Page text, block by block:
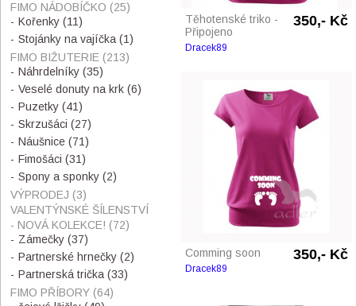
Těhotenské triko -
Připojeno
350,- Kč
Dracek89
Comming soon 350,- Kč
Dracek89
FIMO NÁDOBÍČKO (25)
Kořenky (11)
Stojánky na vajíčka (1)
FIMO BIŽUTERIE (213)
Náhrdelníky (35)
Veselé donuty na krk (6)
Puzetky (41)
Skrzušáci (27)
Náušnice (71)
Fimošáci (31)
Spony a sponky (2)
VÝPRODEJ (3)
VALENTÝNSKÉ ŠÍLENSTVÍ
- NOVÁ KOLEKCE! (72)
Zámečky (37)
Partnerské hrnečky (2)
Partnerská trička (33)
FIMO PŘÍBORY (64)